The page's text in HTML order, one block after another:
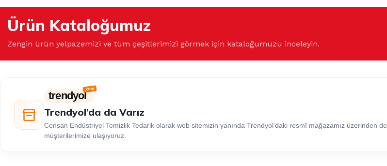
Ürün Kataloğumuz
Zengin ürün yelpazemizi ve tüm çeşitlerimizi görmek için kataloğumuzu inceleyin.
trendyol
Trendyol’da da Varız
Censan Endüstriyel Temizlik Tedarik olarak web sitemizin yanında Trendyol’daki resmî mağazamız üzerinden de
müşterilerimize ulaşıyoruz.